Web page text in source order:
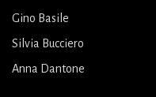
Gino Basile
Silvia Bucciero
Anna Dantone